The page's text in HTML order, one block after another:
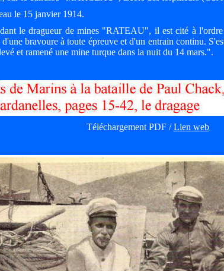
le 15 janvier 1914.
le dragueur de mines "RATEAU", il est cité à
bravoure à toute épreuve et d'un entrain continu.
et ramené une mine turque dans la nuit du 14 mars.".
Téléchargement PDF /Lien web